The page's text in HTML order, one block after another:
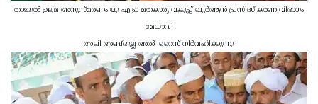
താജുല്‍ ഉലമ അനുസ്മരണം യു എ ഇ മതകാര്യ വകുപ്പ് ഖുര്‍ആന്‍ പ്രസിദ്ധീകരണ വിഭാഗം
മേധാവി
അലി അബ്ദുല്ല അല്‍ റൈസ് നിര്‍വഹിക്കുന്നു